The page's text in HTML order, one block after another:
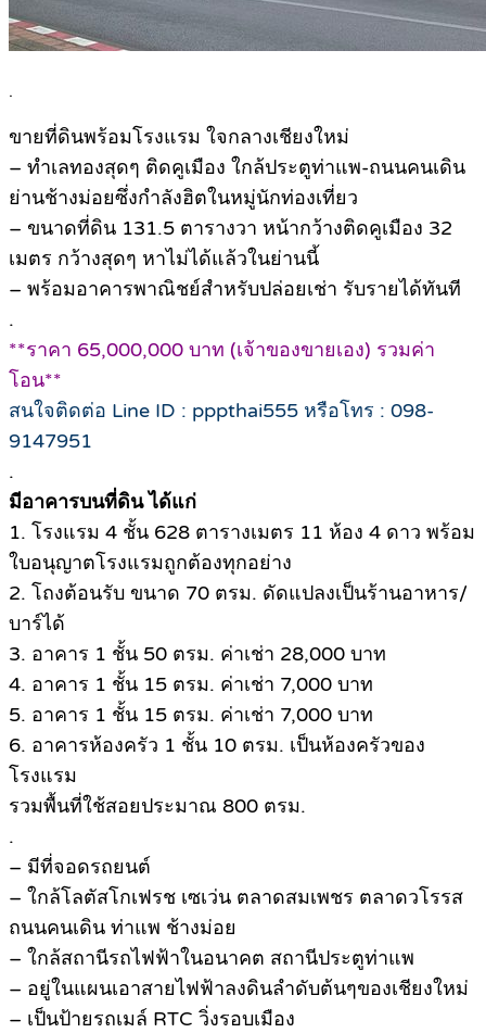
.
ขายที่ดินพร้อมโรงแรม ใจกลางเชียงใหม่
– ทำเลทองสุดๆ ติดคูเมือง ใกล้ประตูท่าแพ-ถนนคนเดิน
ย่านช้างม่อยซึ่งกำลังฮิตในหมู่นักท่องเที่ยว
– ขนาดที่ดิน 131.5 ตารางวา หน้ากว้างติดคูเมือง 32
เมตร กว้างสุดๆ หาไม่ได้แล้วในย่านนี้
– พร้อมอาคารพาณิชย์สำหรับปล่อยเช่า รับรายได้ทันที
.
**ราคา 65,000,000 บาท (เจ้าของขายเอง) รวมค่า
โอน**
สนใจติดต่อ Line ID : pppthai555 หรือโทร : 098-
9147951
.
มีอาคารบนที่ดิน ได้แก่
1. โรงแรม 4 ชั้น 628 ตารางเมตร 11 ห้อง 4 ดาว พร้อม
ใบอนุญาตโรงแรมถูกต้องทุกอย่าง
2. โถงต้อนรับ ขนาด 70 ตรม. ดัดแปลงเป็นร้านอาหาร/
บาร์ได้
3. อาคาร 1 ชั้น 50 ตรม. ค่าเช่า 28,000 บาท
4. อาคาร 1 ชั้น 15 ตรม. ค่าเช่า 7,000 บาท
5. อาคาร 1 ชั้น 15 ตรม. ค่าเช่า 7,000 บาท
6. อาคารห้องครัว 1 ชั้น 10 ตรม. เป็นห้องครัวของ
โรงแรม
รวมพื้นที่ใช้สอยประมาณ 800 ตรม.
.
– มีที่จอดรถยนต์
– ใกล้โลตัสโกเฟรช เซเว่น ตลาดสมเพชร ตลาดวโรรส
ถนนคนเดิน ท่าแพ ช้างม่อย
– ใกล้สถานีรถไฟฟ้าในอนาคต สถานีประตูท่าแพ
– อยู่ในแผนเอาสายไฟฟ้าลงดินลำดับต้นๆของเชียงใหม่
– เป็นป้ายรถเมล์ RTC วิ่งรอบเมือง